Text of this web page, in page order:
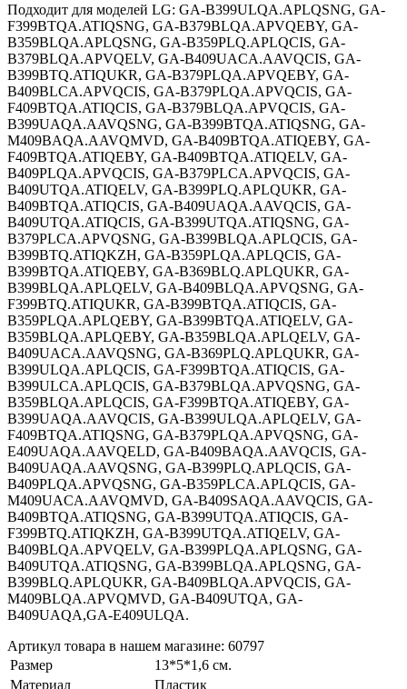
Подходит для моделей LG: GA-B399ULQA.APLQSNG, GA-
F399BTQA.ATIQSNG, GA-B379BLQA.APVQEBY, GA-
B359BLQA.APLQSNG, GA-B359PLQ.APLQCIS, GA-
B379BLQA.APVQELV, GA-B409UACA.AAVQCIS, GA-
B399BTQ.ATIQUKR, GA-B379PLQA.APVQEBY, GA-
B409BLCA.APVQCIS, GA-B379PLQA.APVQCIS, GA-
F409BTQA.ATIQCIS, GA-B379BLQA.APVQCIS, GA-
B399UAQA.AAVQSNG, GA-B399BTQA.ATIQSNG, GA-
M409BAQA.AAVQMVD, GA-B409BTQA.ATIQEBY, GA-
F409BTQA.ATIQEBY, GA-B409BTQA.ATIQELV, GA-
B409PLQA.APVQCIS, GA-B379PLCA.APVQCIS, GA-
B409UTQA.ATIQELV, GA-B399PLQ.APLQUKR, GA-
B409BTQA.ATIQCIS, GA-B409UAQA.AAVQCIS, GA-
B409UTQA.ATIQCIS, GA-B399UTQA.ATIQSNG, GA-
B379PLCA.APVQSNG, GA-B399BLQA.APLQCIS, GA-
B399BTQ.ATIQKZH, GA-B359PLQA.APLQCIS, GA-
B399BTQA.ATIQEBY, GA-B369BLQ.APLQUKR, GA-
B399BLQA.APLQELV, GA-B409BLQA.APVQSNG, GA-
F399BTQ.ATIQUKR, GA-B399BTQA.ATIQCIS, GA-
B359PLQA.APLQEBY, GA-B399BTQA.ATIQELV, GA-
B359BLQA.APLQEBY, GA-B359BLQA.APLQELV, GA-
B409UACA.AAVQSNG, GA-B369PLQ.APLQUKR, GA-
B399ULQA.APLQCIS, GA-F399BTQA.ATIQCIS, GA-
B399ULCA.APLQCIS, GA-B379BLQA.APVQSNG, GA-
B359BLQA.APLQCIS, GA-F399BTQA.ATIQEBY, GA-
B399UAQA.AAVQCIS, GA-B399ULQA.APLQELV, GA-
F409BTQA.ATIQSNG, GA-B379PLQA.APVQSNG, GA-
E409UAQA.AAVQELD, GA-B409BAQA.AAVQCIS, GA-
B409UAQA.AAVQSNG, GA-B399PLQ.APLQCIS, GA-
B409PLQA.APVQSNG, GA-B359PLCA.APLQCIS, GA-
M409UACA.AAVQMVD, GA-B409SAQA.AAVQCIS, GA-
B409BTQA.ATIQSNG, GA-B399UTQA.ATIQCIS, GA-
F399BTQ.ATIQKZH, GA-B399UTQA.ATIQELV, GA-
B409BLQA.APVQELV, GA-B399PLQA.APLQSNG, GA-
B409UTQA.ATIQSNG, GA-B399BLQA.APLQSNG, GA-
B399BLQ.APLQUKR, GA-B409BLQA.APVQCIS, GA-
M409BLQA.APVQMVD, GA-B409UTQA, GA-
B409UAQA,GA-E409ULQA.
Артикул товара в нашем магазине: 60797
Размер
13*5*1,6 см.
Материал
Пластик